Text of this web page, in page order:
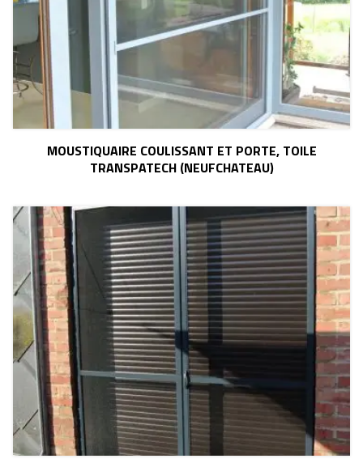
MOUSTIQUAIRE COULISSANT ET PORTE, TOILE
TRANSPATECH (NEUFCHATEAU)